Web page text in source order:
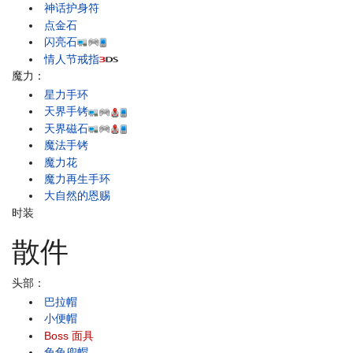
神话护身符
点金石
闪亮石
情人节戒指
魔力：
星力手环
天界手铐
天界磁石
魔法手铐
魔力花
魔力再生手环
大自然的恩赐
时装
散件
头部：
巴拉帽
小便帽
Boss 面具